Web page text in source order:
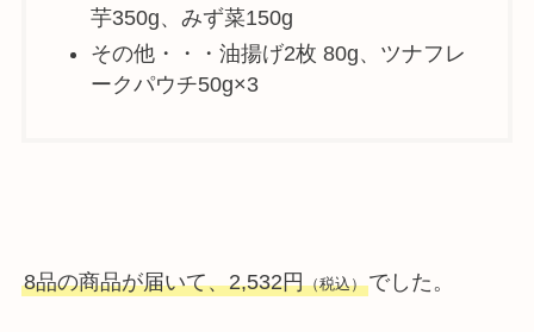
芋350g、みず菜150g
その他・・・油揚げ2枚 80g、ツナフレ
ークパウチ50g×3
8品の商品が届いて、2,532円（税込）でした。